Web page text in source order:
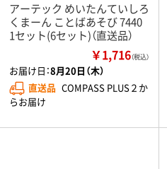
アーテック めいたんていしろ
くまーん ことばあそび 7440
1セット(6セット)（直送品）
￥1,716（税込）
お届け日：8月20日（木）
直送品 COMPASS PLUS２か
らお届け